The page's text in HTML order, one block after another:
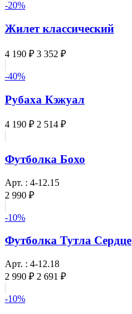
-20%
Жилет классический
4 190 ₽ 3 352 ₽
-40%
Рубаха Кэжуал
4 190 ₽ 2 514 ₽
Футболка Бохо
Арт. : 4-12.15
2 990 ₽
-10%
Футболка Тутла Сердце
Арт. : 4-12.18
2 990 ₽ 2 691 ₽
-10%